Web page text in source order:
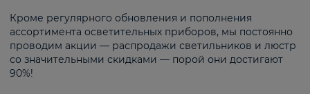
Кроме регулярного обновления и пополнения
ассортимента осветительных приборов, мы постоянно
проводим акции — распродажи светильников и люстр
со значительными скидками — порой они достигают
90%!